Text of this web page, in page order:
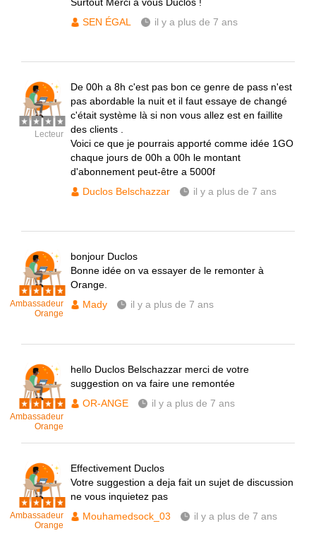
SEN ÉGAL
il y a plus de 7 ans
Lecteur
De 00h a 8h c'est pas bon ce genre de pass n'est
pas abordable la nuit et il faut essaye de changé
c'était système là si non vous allez est en faillite
des clients .
Voici ce que je pourrais apporté comme idée 1GO
chaque jours de 00h a 00h le montant
d'abonnement peut-être a 5000f
Duclos Belschazzar
il y a plus de 7 ans
Ambassadeur
Orange
bonjour Duclos
Bonne idée on va essayer de le remonter à
Orange.
Mady
il y a plus de 7 ans
Ambassadeur
Orange
hello Duclos Belschazzar merci de votre
suggestion on va faire une remontée
OR-ANGE
il y a plus de 7 ans
Ambassadeur
Orange
Effectivement Duclos
Votre suggestion a deja fait un sujet de discussion
ne vous inquietez pas
Mouhamedsock_03
il y a plus de 7 ans